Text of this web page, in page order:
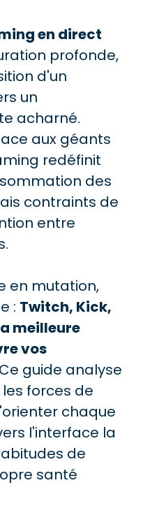
en direct
profonde,
d'un
un
acharné.
aux géants
redéfinit
des
contraints de
entre
en mutation,
: Twitch, Kick,
meilleure
vos
Ce guide analyse
forces de
chaque
l'interface la
de
santé